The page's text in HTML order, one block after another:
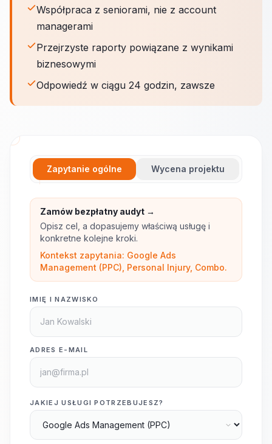
Współpraca z seniorami, nie z account
managerami
Przejrzyste raporty powiązane z wynikami
biznesowymi
Odpowiedź w ciągu 24 godzin, zawsze
Zapytanie ogólne Wycena projektu
Zamów bezpłatny audyt →
Opisz cel, a dopasujemy właściwą usługę i
konkretne kolejne kroki.
Kontekst zapytania: Google Ads
Management (PPC), Personal Injury, Combo.
IMIĘ I NAZWISKO
ADRES E-MAIL
JAKIEJ USŁUGI POTRZEBUJESZ?